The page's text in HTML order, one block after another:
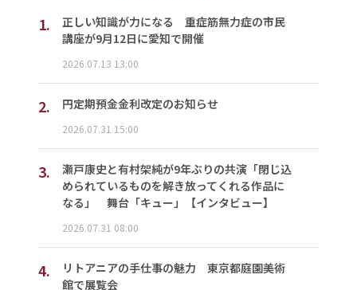
1.
正しい知識が力になる 重症筋無力症の市民
講座が9月12日に愛知で開催
2026.07.13 13:00
2. 円定期預金金利改定のお知らせ
2026.07.31 15:00
3.
瀬戸康史と有村架純が9年ぶりの共演「閉じ込
められているものを解き放ってくれる作品に
なる」 舞台「キュー」【インタビュー】
2026.07.31 08:00
4.
リトアニアの手仕事の魅力 東京都庭園美術
館で展覧会